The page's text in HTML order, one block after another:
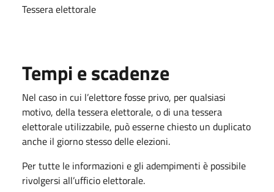
Tessera elettorale
Tempi e scadenze
Nel caso in cui l’elettore fosse privo, per qualsiasi
motivo, della tessera elettorale, o di una tessera
elettorale utilizzabile, può esserne chiesto un duplicato
anche il giorno stesso delle elezioni.
Per tutte le informazioni e gli adempimenti è possibile
rivolgersi all’ufficio elettorale.